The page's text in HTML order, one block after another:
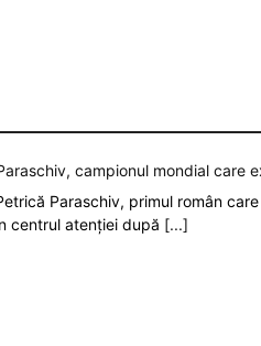
campionul mondial care
Paraschiv, primul român
centrul atenției după [...]